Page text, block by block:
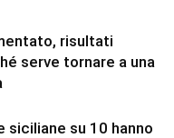
risultati
serve tornare a una
siciliane su 10 hanno